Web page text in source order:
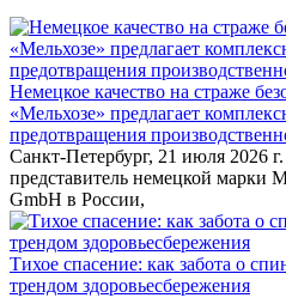
Немецкое качество на страже
«Мельхозе» предлагает
предотвращения
Санкт-Петербург, 21 июля 2026
представитель немецкой марки
GmbH в России,
Тихое спасение: как забота о
трендом здоровьесбережения